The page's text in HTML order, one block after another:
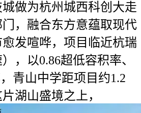
做为杭州城西科创大走
，融合东方意蕴取现代
发喧哗，项目临近杭瑞
，以0.86超低容积率、
青山中学距项目约1.2
湖山盛境之上，